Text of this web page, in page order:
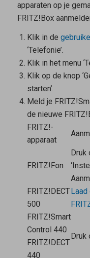
apparaten op je
FRITZ!Box
Klik in de
‘Telefonie’.
Klik in het menu
Klik op de knop
starten’.
Meld je
de nieuwe
FRITZ!-
apparaat
FRITZ!Fon
FRITZ!DECT
500
FRITZ!Smart
Control 440
FRITZ!DECT
440